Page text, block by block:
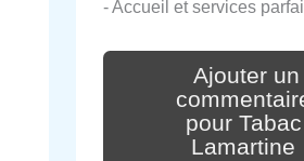
- Accueil et services
Ajouter un
pour Tabac
Lamartine